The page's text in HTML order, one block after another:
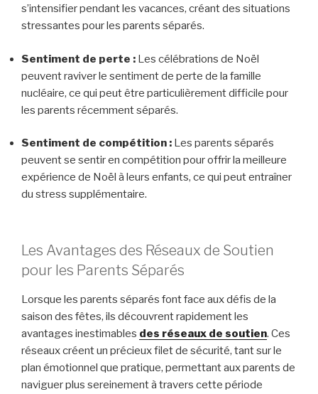
s’intensifier pendant les vacances, créant des situations
stressantes pour les parents séparés.
Sentiment de perte : Les célébrations de Noël
peuvent raviver le sentiment de perte de la famille
nucléaire, ce qui peut être particulièrement difficile pour
les parents récemment séparés.
Sentiment de compétition : Les parents séparés
peuvent se sentir en compétition pour offrir la meilleure
expérience de Noël à leurs enfants, ce qui peut entraîner
du stress supplémentaire.
Les Avantages des Réseaux de Soutien
pour les Parents Séparés
Lorsque les parents séparés font face aux défis de la
saison des fêtes, ils découvrent rapidement les
avantages inestimables des réseaux de soutien. Ces
réseaux créent un précieux filet de sécurité, tant sur le
plan émotionnel que pratique, permettant aux parents de
naviguer plus sereinement à travers cette période